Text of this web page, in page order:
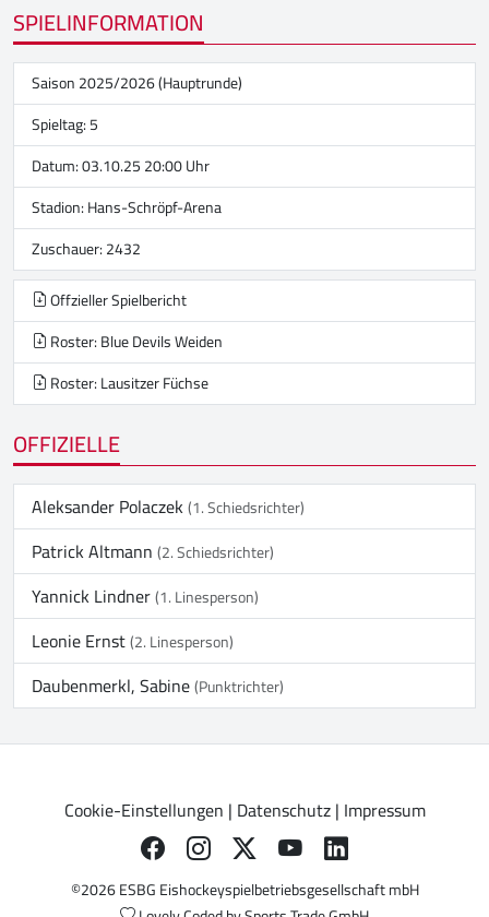
SPIELINFORMATION
Saison 2025/2026 (Hauptrunde)
Spieltag: 5
Datum: 03.10.25 20:00 Uhr
Stadion:Hans-Schröpf-Arena
Zuschauer: 2432
Offzieller Spielbericht
Roster: Blue Devils Weiden
Roster: Lausitzer Füchse
OFFIZIELLE
Aleksander Polaczek(1. Schiedsrichter)
Patrick Altmann(2. Schiedsrichter)
Yannick Lindner(1. Linesperson)
Leonie Ernst(2. Linesperson)
Daubenmerkl, Sabine(Punktrichter)
Cookie-Einstellungen | Datenschutz| Impressum
©2026 ESBG Eishockeyspielbetriebsgesellschaft mbH